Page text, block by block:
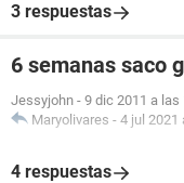
3 respuestas
6 semanas saco
Jessyjohn - 9 dic 2011 a las
Maryolivares - 4 jul 2021
4 respuestas